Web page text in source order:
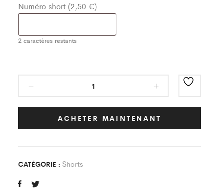
Numéro short (2,50 €)
2 caractères restants
Orange/Noir
Saint
quantity
ACHETER MAINTENANT
CATÉGORIE : Shorts